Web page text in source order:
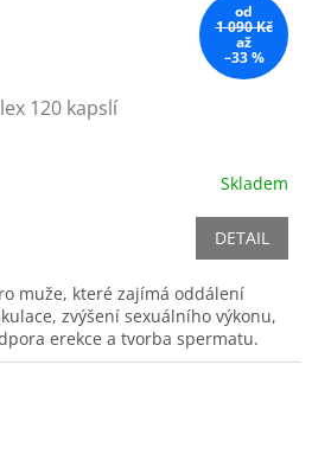
od
1 090 Kč
až
–33 %
120 kapslí
Skladem
DETAIL
muže, které zajímá oddálení
zvýšení sexuálního výkonu,
erekce a tvorba spermatu.